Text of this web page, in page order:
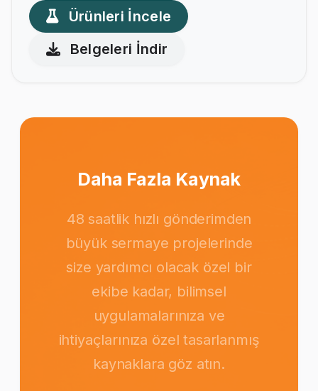
Ürünleri İncele
Belgeleri İndir
Daha Fazla Kaynak
48 saatlik hızlı gönderimden
büyük sermaye projelerinde
size yardımcı olacak özel bir
ekibe kadar, bilimsel
uygulamalarınıza ve
ihtiyaçlarınıza özel tasarlanmış
kaynaklara göz atın.